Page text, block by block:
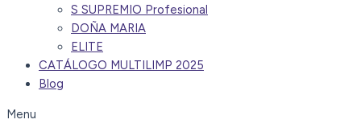
S SUPREMIO Profesional
DOÑA MARIA
ELITE
CATÁLOGO MULTILIMP 2025
Blog
Menu